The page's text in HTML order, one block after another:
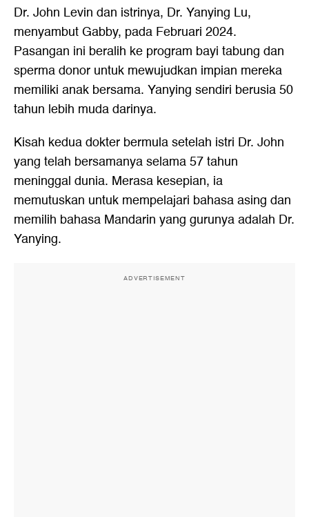
Dr. John Levin dan istrinya, Dr. Yanying Lu,
menyambut Gabby, pada Februari 2024.
Pasangan ini beralih ke program bayi tabung dan
sperma donor untuk mewujudkan impian mereka
memiliki anak bersama. Yanying sendiri berusia 50
tahun lebih muda darinya.
Kisah kedua dokter bermula setelah istri Dr. John
yang telah bersamanya selama 57 tahun
meninggal dunia. Merasa kesepian, ia
memutuskan untuk mempelajari bahasa asing dan
memilih bahasa Mandarin yang gurunya adalah Dr.
Yanying.
ADVERTISEMENT